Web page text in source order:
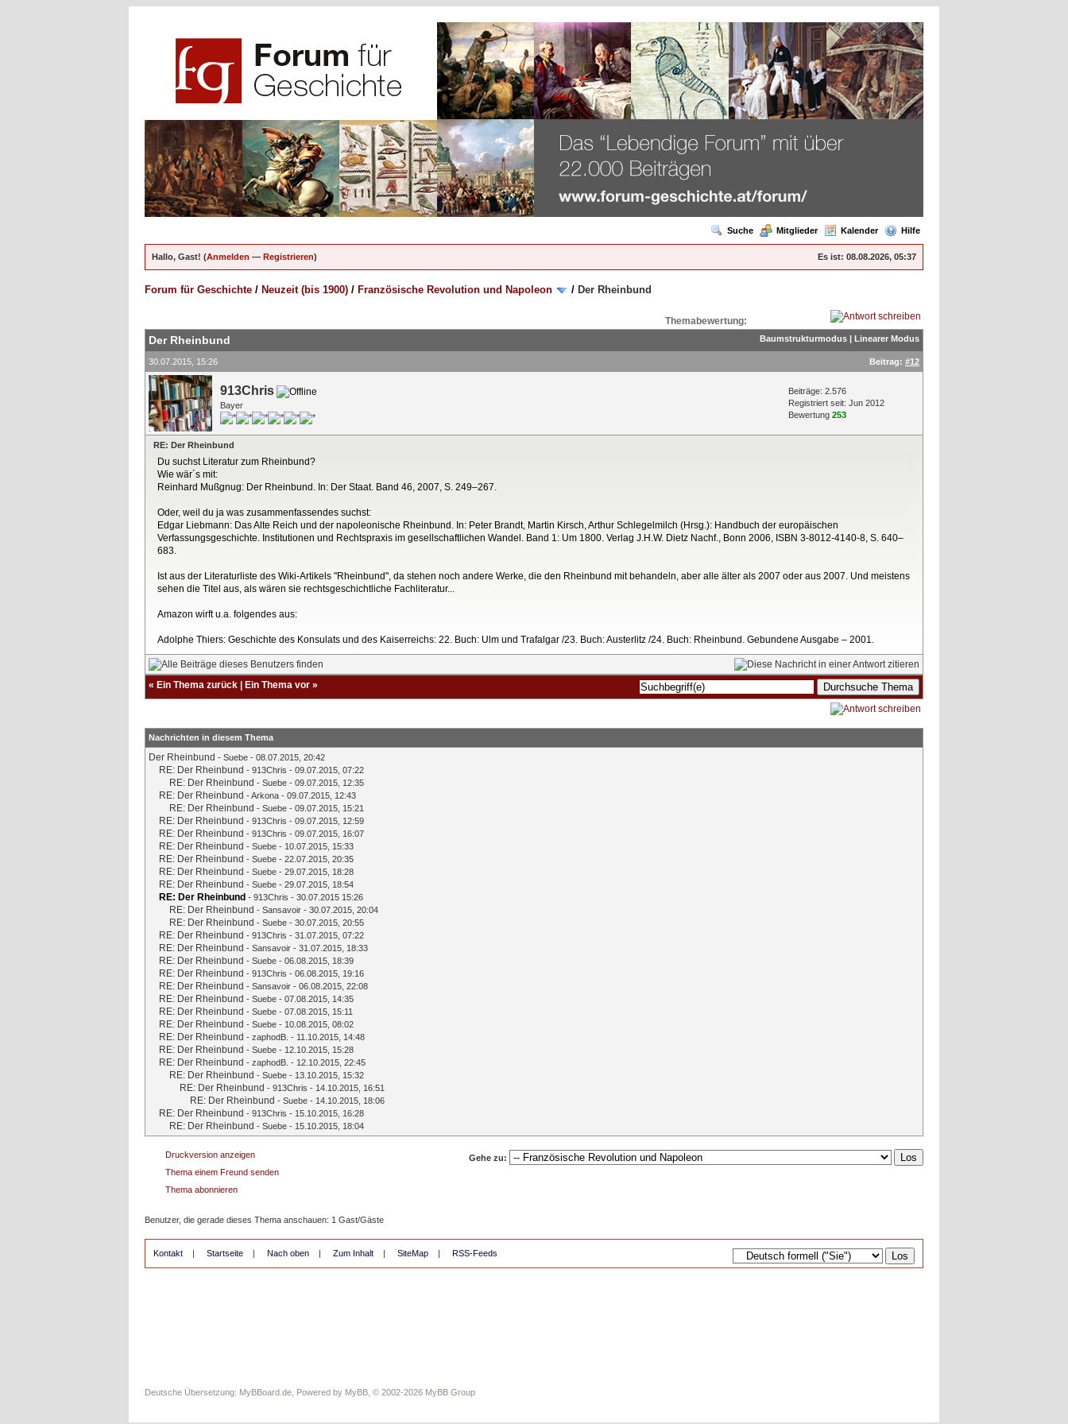
Suche Mitglieder Kalender Hilfe
Es ist: 08.08.2026, 05:37
Hallo, Gast! (Anmelden — Registrieren)
Forum für Geschichte / Neuzeit (bis 1900) / Französische Revolution und Napoleon / Der Rheinbund
Themabewertung:
Baumstrukturmodus | Linearer Modus
Der Rheinbund
30.07.2015, 15:26 Beitrag: #12
913Chris
Bayer
Beiträge: 2.576
Registriert seit: Jun 2012
Bewertung 253
RE: Der Rheinbund
Du suchst Literatur zum Rheinbund?
Wie wär´s mit:
Reinhard Mußgnug: Der Rheinbund. In: Der Staat. Band 46, 2007, S. 249–267.
Oder, weil du ja was zusammenfassendes suchst:
Edgar Liebmann: Das Alte Reich und der napoleonische Rheinbund. In: Peter Brandt, Martin Kirsch, Arthur Schlegelmilch (Hrsg.): Handbuch der europäischen
Verfassungsgeschichte. Institutionen und Rechtspraxis im gesellschaftlichen Wandel. Band 1: Um 1800. Verlag J.H.W. Dietz Nachf., Bonn 2006, ISBN 3-8012-4140-8, S. 640–
683.
Ist aus der Literaturliste des Wiki-Artikels "Rheinbund", da stehen noch andere Werke, die den Rheinbund mit behandeln, aber alle älter als 2007 oder aus 2007. Und meistens
sehen die Titel aus, als wären sie rechtsgeschichtliche Fachliteratur...
Amazon wirft u.a. folgendes aus:
Adolphe Thiers: Geschichte des Konsulats und des Kaiserreichs: 22. Buch: Ulm und Trafalgar /23. Buch: Austerlitz /24. Buch: Rheinbund. Gebundene Ausgabe – 2001.
« Ein Thema zurück Ein Thema vor »
Nachrichten in diesem Thema
Der Rheinbund - Suebe - 08.07.2015, 20:42
RE: Der Rheinbund - 913Chris - 09.07.2015, 07:22
RE: Der Rheinbund - Suebe - 09.07.2015, 12:35
RE: Der Rheinbund -Arkona - 09.07.2015, 12:43
RE: Der Rheinbund - Suebe - 09.07.2015, 15:21
RE: Der Rheinbund - 913Chris - 09.07.2015, 12:59
RE: Der Rheinbund - 913Chris - 09.07.2015, 16:07
RE: Der Rheinbund - Suebe - 10.07.2015, 15:33
RE: Der Rheinbund - Suebe - 22.07.2015, 20:35
RE: Der Rheinbund - Suebe - 29.07.2015, 18:28
RE: Der Rheinbund - Suebe - 29.07.2015, 18:54
RE: Der Rheinbund - 913Chris - 30.07.2015 15:26
RE: Der Rheinbund - Sansavoir - 30.07.2015, 20:04
RE: Der Rheinbund - Suebe - 30.07.2015, 20:55
RE: Der Rheinbund - 913Chris - 31.07.2015, 07:22
RE: Der Rheinbund - Sansavoir - 31.07.2015, 18:33
RE: Der Rheinbund - Suebe - 06.08.2015, 18:39
RE: Der Rheinbund - 913Chris - 06.08.2015, 19:16
RE: Der Rheinbund - Sansavoir - 06.08.2015, 22:08
RE: Der Rheinbund - Suebe - 07.08.2015, 14:35
RE: Der Rheinbund - Suebe - 07.08.2015, 15:11
RE: Der Rheinbund - Suebe - 10.08.2015, 08:02
RE: Der Rheinbund - zaphodB. - 11.10.2015, 14:48
RE: Der Rheinbund - Suebe - 12.10.2015, 15:28
RE: Der Rheinbund - zaphodB. - 12.10.2015, 22:45
RE: Der Rheinbund - Suebe - 13.10.2015, 15:32
RE: Der Rheinbund - 913Chris - 14.10.2015, 16:51
RE: Der Rheinbund - Suebe - 14.10.2015, 18:06
RE: Der Rheinbund - 913Chris - 15.10.2015, 16:28
RE: Der Rheinbund - Suebe - 15.10.2015, 18:04
Druckversion anzeigen
Thema einem Freund senden
Thema abonnieren
Gehe zu:
Benutzer, die gerade dieses Thema anschauen: 1 Gast/Gäste
Kontakt | Startseite | Nach oben | Zum Inhalt | SiteMap | RSS-Feeds
Deutsche Übersetzung: MyBBoard.de , Powered by MyBB , © 2002-2026 MyBB Group